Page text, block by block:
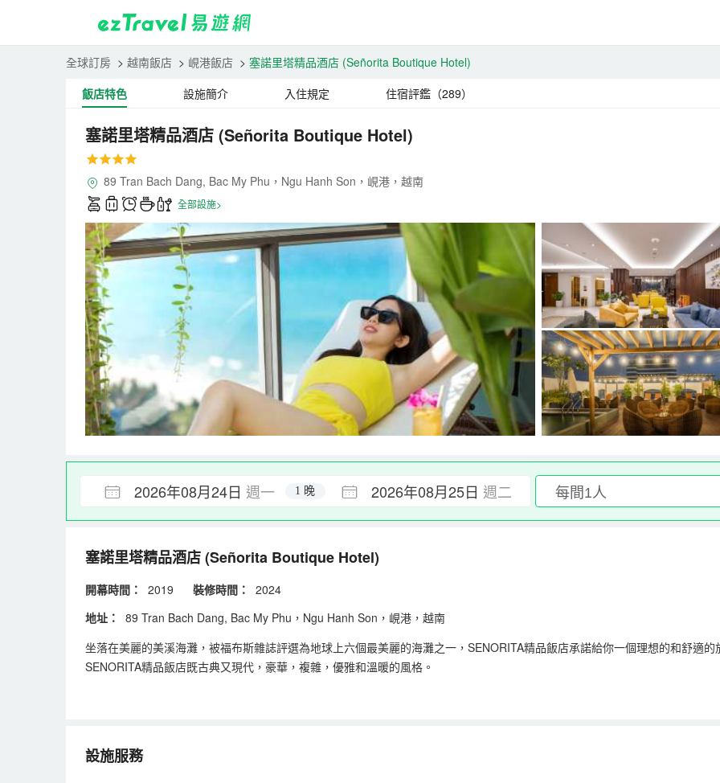
全球訂房 > 越南飯店 > 峴港飯店 > 塞諾里塔精品酒店 (Señorita Boutique Hotel)
飯店特色
設施簡介 入住規定 住宿評鑑（289）
塞諾里塔精品酒店 (Señorita Boutique Hotel)
89 Tran Bach Dang, Bac My Phu，Ngu Hanh Son，峴港，越南
全部設施>
2026年08月24日 週一 2026年08月25日 週二
1 晚
塞諾里塔精品酒店(Señorita Boutique Hotel)
開幕時間： 2019 裝修時間：
2024
地址：
89 Tran Bach Dang, Bac My Phu，Ngu Hanh Son，峴港，越南
坐落在美麗的美溪海灘，被福布斯雜誌評選為地球上六個最美麗的海灘之一，SENORITA精品飯店承諾給你一個理想的和舒適
SENORITA精品飯店既古典又現代，豪華，複雜，優雅和溫暖的風格。
此外，飯店的餐廳和酒吧系統保證永遠為您提供最美味的菜餚和飲料的亞洲-歐洲的美食。與專業的、熱情的工作人員一起，一
到美麗的峴港，欣賞江山海天和諧自然的全景，並在SENORITA精品飯店駐足，感受美妙而振奮的時刻。
設施服務